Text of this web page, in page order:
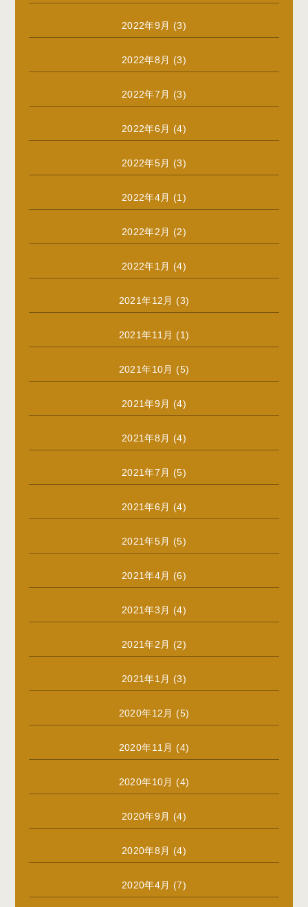
2022年9月 (3)
2022年8月 (3)
2022年7月 (3)
2022年6月 (4)
2022年5月 (3)
2022年4月 (1)
2022年2月 (2)
2022年1月 (4)
2021年12月 (3)
2021年11月 (1)
2021年10月 (5)
2021年9月 (4)
2021年8月 (4)
2021年7月 (5)
2021年6月 (4)
2021年5月 (5)
2021年4月 (6)
2021年3月 (4)
2021年2月 (2)
2021年1月 (3)
2020年12月 (5)
2020年11月 (4)
2020年10月 (4)
2020年9月 (4)
2020年8月 (4)
2020年4月 (7)